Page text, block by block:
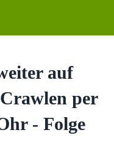
auf
per
- Folge